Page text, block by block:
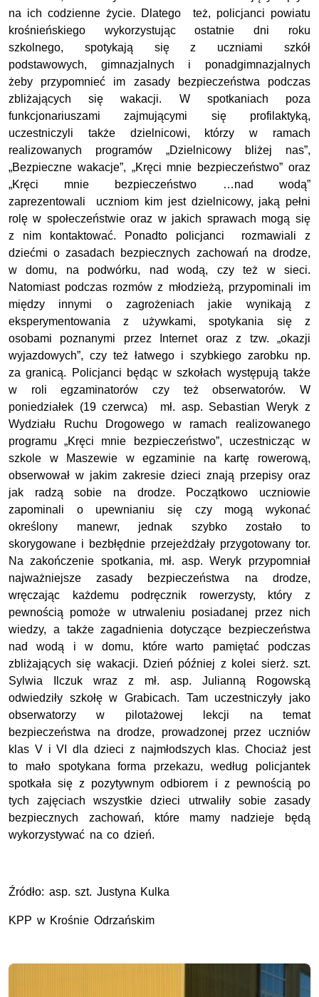
na ich codzienne życie. Dlatego też, policjanci powiatu
krośnieńskiego wykorzystując ostatnie dni roku
szkolnego, spotykają się z uczniami szkół
podstawowych, gimnazjalnych i ponadgimnazjalnych
żeby przypomnieć im zasady bezpieczeństwa podczas
zbliżających się wakacji. W spotkaniach poza
funkcjonariuszami zajmującymi się profilaktyką,
uczestniczyli także dzielnicowi, którzy w ramach
realizowanych programów „Dzielnicowy bliżej nas”,
„Bezpieczne wakacje”, „Kręci mnie bezpieczeństwo” oraz
„Kręci mnie bezpieczeństwo …nad wodą”
zaprezentowali uczniom kim jest dzielnicowy, jaką pełni
rolę w społeczeństwie oraz w jakich sprawach mogą się
z nim kontaktować. Ponadto policjanci rozmawiali z
dziećmi o zasadach bezpiecznych zachowań na drodze,
w domu, na podwórku, nad wodą, czy też w sieci.
Natomiast podczas rozmów z młodzieżą, przypominali im
między innymi o zagrożeniach jakie wynikają z
eksperymentowania z używkami, spotykania się z
osobami poznanymi przez Internet oraz z tzw. „okazji
wyjazdowych”, czy też łatwego i szybkiego zarobku np.
za granicą. Policjanci będąc w szkołach występują także
w roli egzaminatorów czy też obserwatorów. W
poniedziałek (19 czerwca) mł. asp. Sebastian Weryk z
Wydziału Ruchu Drogowego w ramach realizowanego
programu „Kręci mnie bezpieczeństwo”, uczestnicząc w
szkole w Maszewie w egzaminie na kartę rowerową,
obserwował w jakim zakresie dzieci znają przepisy oraz
jak radzą sobie na drodze. Początkowo uczniowie
zapominali o upewnianiu się czy mogą wykonać
określony manewr, jednak szybko zostało to
skorygowane i bezbłędnie przejeżdżały przygotowany tor.
Na zakończenie spotkania, mł. asp. Weryk przypomniał
najważniejsze zasady bezpieczeństwa na drodze,
wręczając każdemu podręcznik rowerzysty, który z
pewnością pomoże w utrwaleniu posiadanej przez nich
wiedzy, a także zagadnienia dotyczące bezpieczeństwa
nad wodą i w domu, które warto pamiętać podczas
zbliżających się wakacji. Dzień później z kolei sierż. szt.
Sylwia Ilczuk wraz z mł. asp. Julianną Rogowską
odwiedziły szkołę w Grabicach. Tam uczestniczyły jako
obserwatorzy w pilotażowej lekcji na temat
bezpieczeństwa na drodze, prowadzonej przez uczniów
klas V i VI dla dzieci z najmłodszych klas. Chociaż jest
to mało spotykana forma przekazu, według policjantek
spotkała się z pozytywnym odbiorem i z pewnością po
tych zajęciach wszystkie dzieci utrwaliły sobie zasady
bezpiecznych zachowań, które mamy nadzieje będą
wykorzystywać na co dzień.
Źródło: asp. szt. Justyna Kulka
KPP w Krośnie Odrzańskim